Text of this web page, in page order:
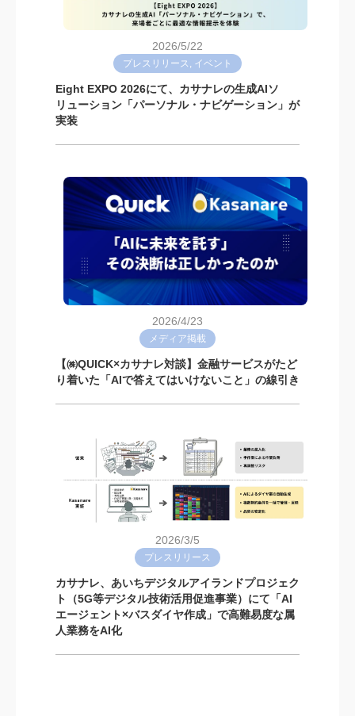
2026/5/22
プレスリリース, イベント
Eight EXPO 2026にて、カサナレの生成AIソ
リューション「パーソナル・ナビゲーション」が
実装
2026/4/23
メディア掲載
【㈱QUICK×カサナレ対談】金融サービスがたど
り着いた「AIで答えてはいけないこと」の線引き
2026/3/5
プレスリリース
カサナレ、あいちデジタルアイランドプロジェク
ト（5G等デジタル技術活用促進事業）にて「AI
エージェント×バスダイヤ作成」で高難易度な属
人業務をAI化